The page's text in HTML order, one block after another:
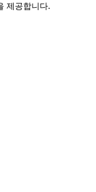
제공합니다.